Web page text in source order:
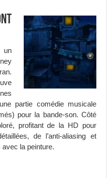
un
partie comédie musicale
pour la bande-son. Côté
profitant de la HD pour
de l’anti-aliasing et
la peinture.